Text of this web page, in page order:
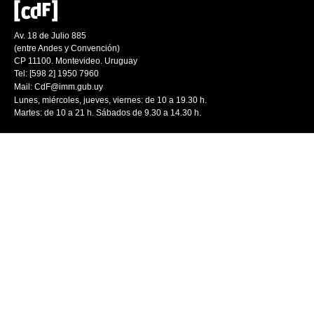
Av. 18 de Julio 885
(entre Andes y Convención)
CP 11100. Montevideo. Uruguay
Tel: [598 2] 1950 7960
Mail: CdF@imm.gub.uy
Lunes, miércoles, jueves, viernes: de 10 a 19.30 h.
Martes: de 10 a 21 h. Sábados de 9.30 a 14.30 h.